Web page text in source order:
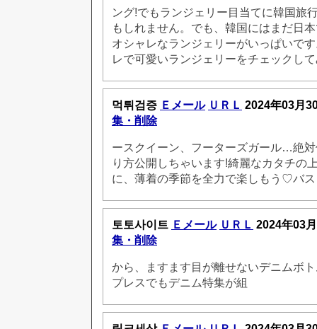
ング!でもランジェリー目当てに韓国旅
もしれません。でも、韓国にはまだ日
オシャレなランジェリーがいっぱいで
レで可愛いランジェリーをチェックし
먹튀검증 Ｅメール ＵＲＬ 2024年03月
集・削除
ースクイーン、フーターズガール…絶
り方公開しちゃいます!綺麗なカタチの
に、薄着の季節を全力で楽しもう♡バ
토토사이트 Ｅメール ＵＲＬ 2024年03
集・削除
から、ますます目が離せないデニムボ
プレスでもデニム特集が組